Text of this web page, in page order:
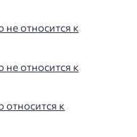
не относится к
не относится к
относится к